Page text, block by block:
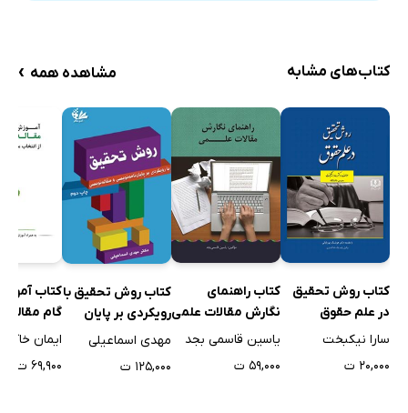
کتاب‌های مشابه مشاهده همه ›
کتاب روش تحقیق
در علم حقوق
سارا نیکبخت
۲۰,۰۰۰ ت
کتاب راهنمای
نگارش مقالات علمی
یاسین قاسمی بجد
۵۹,۰۰۰ ت
کتاب روش تحقیق با
رویکردی بر پایان
نامه نویسی و مقاله
مهدی اسماعیلی
۱۲۵,۰۰۰ ت
کتاب
گام مقاله
انتخاب
ایمان خاکی
۶۹,۹۰۰ ت